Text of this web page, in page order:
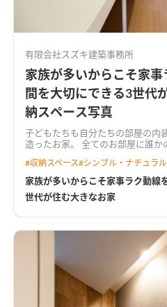
有限会社スズキ建築事務所
家族が多いからこそ家
間を大切にできる3世代
納スペース写真
子どもたちも自分たちの部屋の内
造ったお家。 全てのお部屋に誰か
は忙しい方・家族が多い方必見。
からご好評を頂きました。 2階の
さん作ることができるお家です。
#収納スペース#シンプル・ナチュラル
家族が多いからこそ家事ラク動線
世代が住む大きなお家